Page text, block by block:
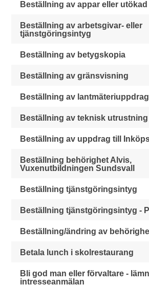
Beställning av appar eller
Beställning av arbetsgivar- eller
tjänstgöringsintyg
Beställning av betygskopia
Beställning av gränsvisning
Beställning av lantmäteriuppdrag
Beställning av teknisk utrustning
Beställning av uppdrag till
Beställning behörighet Alvis,
Vuxenutbildningen Sundsvall
Beställning tjänstgöringsintyg
Beställning tjänstgöringsintyg -
Beställning/ändring av
Betala lunch i skolrestaurang
Bli god man eller förvaltare -
intresseanmälan